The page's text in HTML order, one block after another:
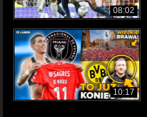
08:02
10:17